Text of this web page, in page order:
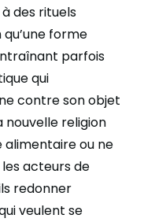
des rituels
forme
parfois
qui
contre son objet
nouvelle religion
alimentaire ou ne
acteurs de
redonner
veulent se